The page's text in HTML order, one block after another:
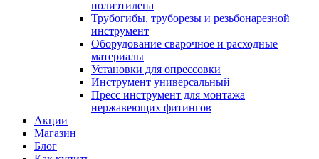
полиэтилена
Трубогибы, труборезы и резьбонарезной
инструмент
Оборудование сварочное и расходные
материалы
Установки для опрессовки
Инструмент универсальный
Пресс инструмент для монтажа
нержавеющих фитингов
Акции
Магазин
Блог